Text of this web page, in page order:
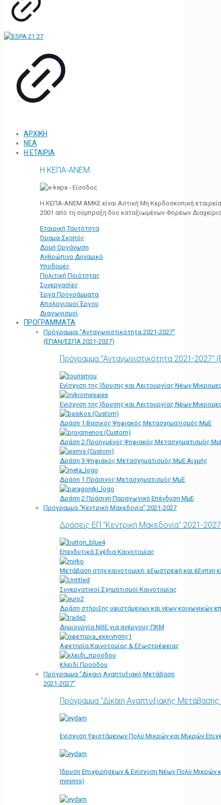
ΑΡΧΙΚΗ
ΝΕΑ
Η ΕΤΑΙΡΙΑ
Η ΚΕΠΑ-ΑΝΕΜ
Η ΚΕΠΑ-ΑΝΕΜ ΑΜΚΕ είναι Αστική Μη Κερδοσκοπική
2001 από τη σύμπραξη δύο καταξιωμένων Φορέων
Εταιρική Ταυτότητα
Όραμα-Σκοπός
Δομή Οργάνωση
Ανθρώπινο Δυναμικό
Υποδομές
Πολιτική Ποιότητας
Συνεργασίες
Έργα Προγράμματα
Απολογισμοί Έργου
Διαγωνισμοί
ΠΡΟΓΡΑΜΜΑΤΑ
Πρόγραμμα “Ανταγωνιστικότητα 2021-2027”
(ΕΠΑΝ/ΕΣΠΑ 2021-2027)
Πρόγραμμα "Ανταγωνιστικότητα 2021-
Ενίσχυση της Ίδρυσης και Λειτουργίας Νέων
Ενίσχυση της Ίδρυσης και Λειτουργίας Νέων
Δράση 1 Βασικός Ψηφιακός Μετασχηματισμός ΜμΕ
Δράση 2 Προηγμένος Ψηφιακός Μετασχηματισμός
Δράση 3 Ψηφιακός Μετασχηματισμός ΜμΕ Αιχμής
Δράση 1 Πράσινος Μετασχηματισμός ΜμΕ
Δράση 2 Πράσινη Παραγωγική Επένδυση ΜμΕ
Πρόγραμμα “Κεντρική Μακεδονία” 2021-2027
Δράσεις ΕΠ "Κεντρική Μακεδονία" 2021-2027
Επενδυτικά Σχέδια Καινοτομίας
Μετάβαση στην καινοτομική, εξωστρεφή και έξυπνη
Συνεργατικοί Σχηματισμοί Καινοτομίας
Δράση στήριξης υφιστάμενων και νέων κοινωνικών
Δημιουργία ΝΘΕ για ανέργους ΠΚΜ
Αφετηρία Kαινοτομίας & Εξωστρέφειας
Κλειδί Προόδου
Πρόγραμμα “Δίκαιη Αναπτυξιακή Μετάβαση
2021-2027”
Πρόγραμμα "Δίκαιη Αναπτυξιακής
Ενίσχυση Υφιστάμενων Πολύ Μικρών και Μικρών
Ίδρυση Επιχειρήσεων & Ενίσχυση Νέων Πολύ Μικρών
minimis)